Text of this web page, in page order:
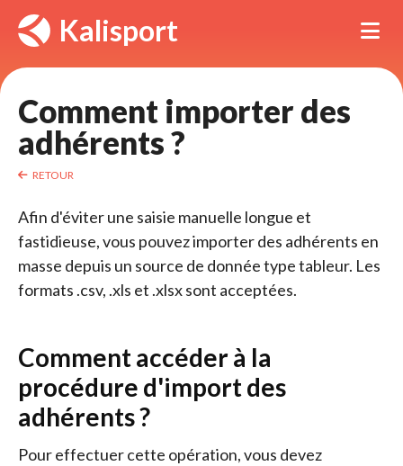
Kalisport
Comment importer des
adhérents ?
RETOUR
Afin d'éviter une saisie manuelle longue et
fastidieuse, vous pouvez importer des adhérents en
masse depuis un source de donnée type tableur. Les
formats .csv, .xls et .xlsx sont acceptées.
Comment accéder à la
procédure d'import des
adhérents ?
Pour effectuer cette opération, vous devez